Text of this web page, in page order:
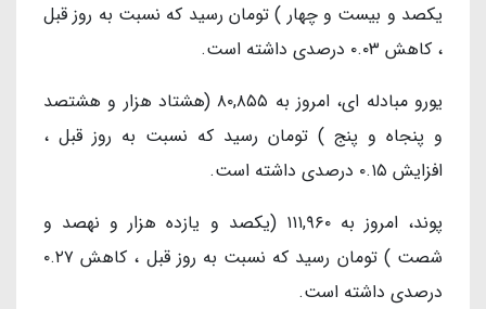
یکصد و بیست و چهار ) تومان رسید که نسبت به روز قبل
، کاهش ۰.۰۳ درصدی داشته است.
یورو مبادله ای، امروز به ۸۰,۸۵۵ (هشتاد هزار و هشتصد
و پنجاه و پنج ) تومان رسید که نسبت به روز قبل ،
افزایش ۰.۱۵ درصدی داشته است.
پوند، امروز به ۱۱۱,۹۶۰ (یکصد و یازده هزار و نهصد و
شصت ) تومان رسید که نسبت به روز قبل ، کاهش ۰.۲۷
درصدی داشته است.